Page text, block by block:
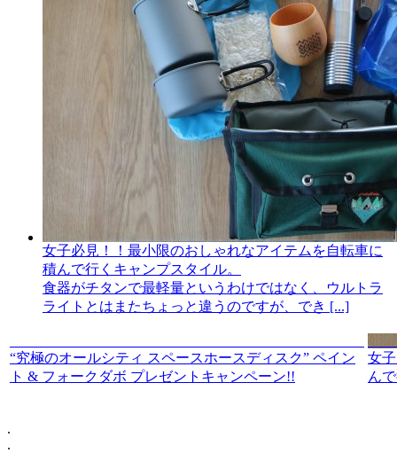
女子必見！！最小限のおしゃれなアイテムを自転車に
積んで行くキャンプスタイル。
食器がチタンで最軽量というわけではなく、ウルトラ
ライトとはまたちょっと違うのですが、でき [...]
“究極のオールシティ スペースホースディスク” ペイン
ト & フォークダボ プレゼントキャンペーン!!
女
ん
.
.